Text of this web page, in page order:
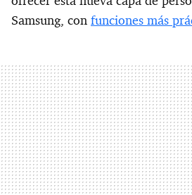
Samsung, con funciones más